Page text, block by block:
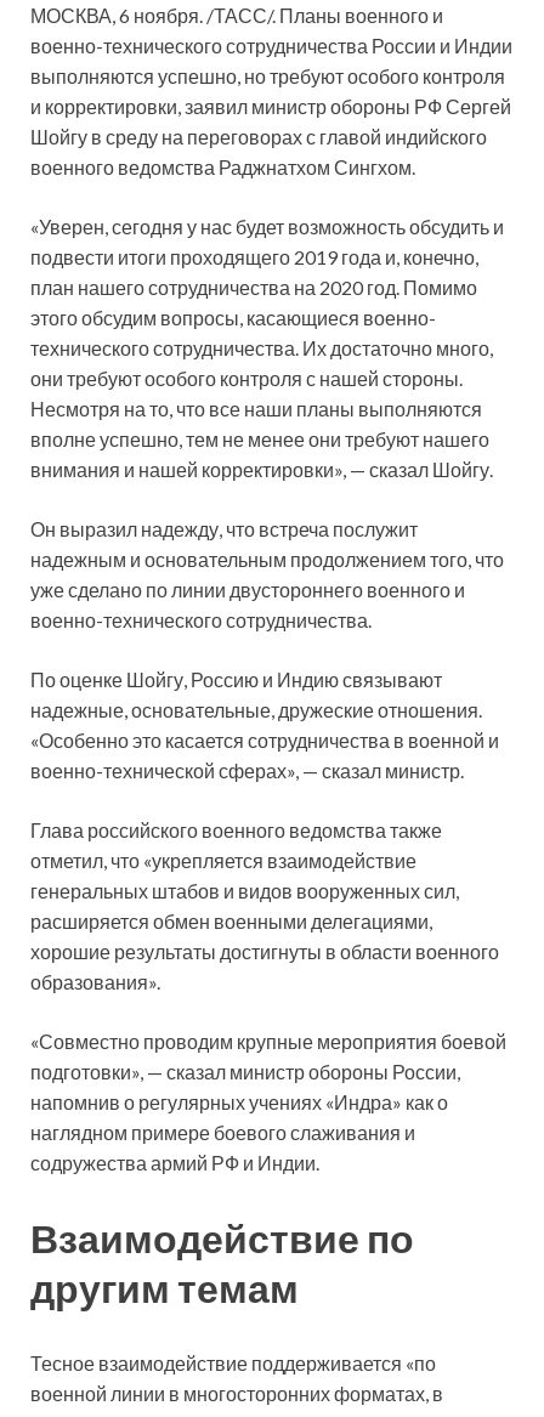
МОСКВА, 6 ноября. /ТАСС/. Планы военного и
военно-технического сотрудничества России и Индии
выполняются успешно, но требуют особого контроля
и корректировки, заявил министр обороны РФ Сергей
Шойгу в среду на переговорах с главой индийского
военного ведомства Раджнатхом Сингхом.
«Уверен, сегодня у нас будет возможность обсудить и
подвести итоги проходящего 2019 года и, конечно,
план нашего сотрудничества на 2020 год. Помимо
этого обсудим вопросы, касающиеся военно-
технического сотрудничества. Их достаточно много,
они требуют особого контроля с нашей стороны.
Несмотря на то, что все наши планы выполняются
вполне успешно, тем не менее они требуют нашего
внимания и нашей корректировки», — сказал Шойгу.
Он выразил надежду, что встреча послужит
надежным и основательным продолжением того, что
уже сделано по линии двустороннего военного и
военно-технического сотрудничества.
По оценке Шойгу, Россию и Индию связывают
надежные, основательные, дружеские отношения.
«Особенно это касается сотрудничества в военной и
военно-технической сферах», — сказал министр.
Глава российского военного ведомства также
отметил, что «укрепляется взаимодействие
генеральных штабов и видов вооруженных сил,
расширяется обмен военными делегациями,
хорошие результаты достигнуты в области военного
образования».
«Совместно проводим крупные мероприятия боевой
подготовки», — сказал министр обороны России,
напомнив о регулярных учениях «Индра» как о
наглядном примере боевого слаживания и
содружества армий РФ и Индии.
Взаимодействие по
другим темам
Тесное взаимодействие поддерживается «по
военной линии в многосторонних форматах, в